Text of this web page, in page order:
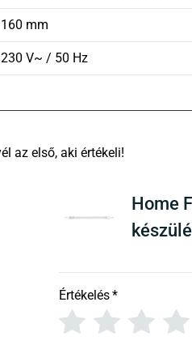
160 mm
230 V~ / 50 Hz
Home
Értékelés*